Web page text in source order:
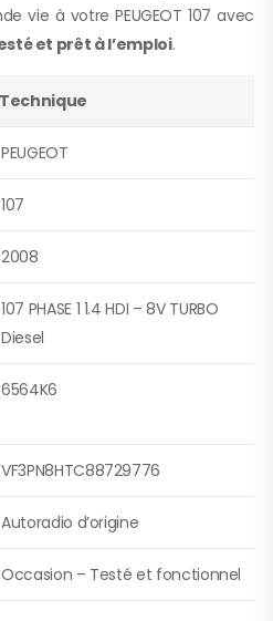
vie à votre PEUGEOT 107 avec
et prêt à l’emploi.
PEUGEOT
107
2008
107 PHASE 1 1.4 HDI – 8V TURBO
Diesel
6564K6
VF3PN8HTC88729776
Autoradio d’origine
Occasion – Testé et fonctionnel